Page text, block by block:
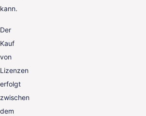
kann.
Der
Kauf
von
Lizenzen
erfolgt
zwischen
dem